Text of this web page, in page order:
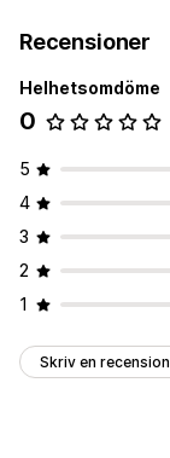
Recensioner
Helhetsomdöme
0
5
4
3
2
1
Skriv en recension